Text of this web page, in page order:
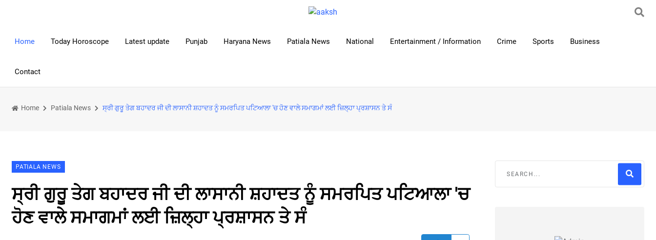
Home Today Horoscope Latest update Punjab Haryana News Patiala News National Entertainment / Information Crime Sports Business
Contact
Home Patiala News ਸ੍ਰੀ ਗੁਰੂ ਤੇਗ ਬਹਾਦਰ ਜੀ ਦੀ ਲਾਸਾਨੀ ਸ਼ਹਾਦਤ ਨੂੰ ਸਮਰਪਿਤ ਪਟਿਆਲਾ 'ਚ ਹੋਣ ਵਾਲੇ ਸਮਾਗਮਾਂ ਲਈ ਜ਼ਿਲ੍ਹਾ ਪ੍ਰਸ਼ਾਸਨ ਤੇ ਸੰ
PATIALA NEWS
ਸ੍ਰੀ ਗੁਰੂ ਤੇਗ ਬਹਾਦਰ ਜੀ ਦੀ ਲਾਸਾਨੀ ਸ਼ਹਾਦਤ ਨੂੰ ਸਮਰਪਿਤ ਪਟਿਆਲਾ 'ਚ
ਹੋਣ ਵਾਲੇ ਸਮਾਗਮਾਂ ਲਈ ਜ਼ਿਲ੍ਹਾ ਪ੍ਰਸ਼ਾਸਨ ਤੇ ਸੰ